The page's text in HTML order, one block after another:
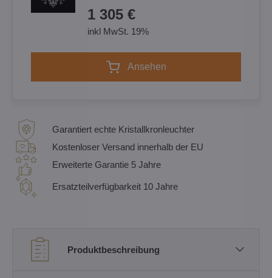
1 305 €
inkl MwSt. 19%
Ansehen
Garantiert echte Kristallkronleuchter
Kostenloser Versand innerhalb der EU
Erweiterte Garantie 5 Jahre
Ersatzteilverfügbarkeit 10 Jahre
Produktbeschreibung